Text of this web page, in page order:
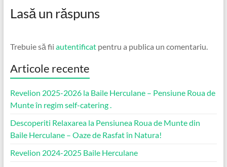
Lasă un răspuns
Trebuie să fii autentificatpentru a publica un comentariu.
Articole recente
Revelion 2025-2026 la Baile Herculane – Pensiune Roua de
Munte în regim self-catering .
Descoperiti Relaxarea la Pensiunea Roua de Munte din
Baile Herculane – Oaze de Rasfat în Natura!
Revelion 2024-2025 Baile Herculane